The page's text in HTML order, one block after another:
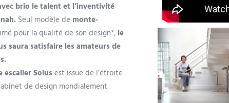
brio le talent et l’inventivité
Seul modèle de monte-
pour la qualité de son design*, le
saura satisfaire les amateurs de
escalier Solus est issue de l’étroite
de design mondialement